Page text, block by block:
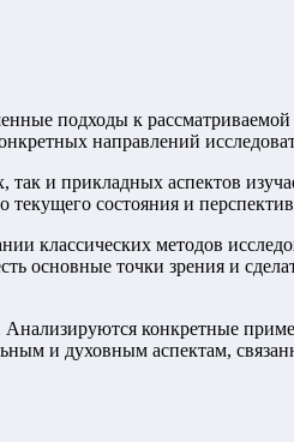
подходы к
направлений
и прикладных аспектов
состояния и
классических методов
основные точки зрения и
Анализируются конкретные
и духовным аспектам,